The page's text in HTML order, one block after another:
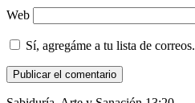
Web
Sí, agregáme a tu lista de correos.